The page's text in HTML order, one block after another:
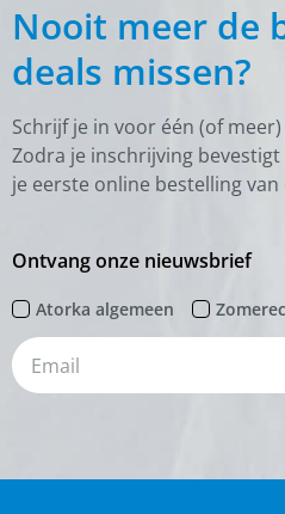
Nooit meer de
deals missen?
Schrijf je in voor één (of
Zodra je inschrijving bevestigt
je eerste online bestelling van
Ontvang onze nieuwsbrief
Atorka algemeen